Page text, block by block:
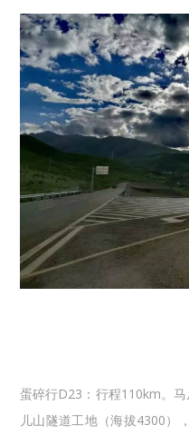
蛋碎行D23：行程110km。
儿山隧道工地（海拔4300）